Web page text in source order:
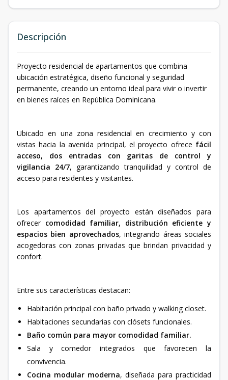
Descripción
Proyecto residencial de apartamentos que combina
ubicación estratégica, diseño funcional y seguridad
permanente, creando un entorno ideal para vivir o invertir
en bienes raíces en República Dominicana.
Ubicado en una zona residencial en crecimiento y con
vistas hacia la avenida principal, el proyecto ofrece fácil
acceso, dos entradas con garitas de control y
vigilancia 24/7, garantizando tranquilidad y control de
acceso para residentes y visitantes.
Los apartamentos del proyecto están diseñados para
ofrecer comodidad familiar, distribución eficiente y
espacios bien aprovechados, integrando áreas sociales
acogedoras con zonas privadas que brindan privacidad y
confort.
Entre sus características destacan:
Habitación principal con baño privado y walking closet.
Habitaciones secundarias con clósets funcionales.
Baño común para mayor comodidad familiar.
Sala y comedor integrados que favorecen la
convivencia.
Cocina modular moderna, diseñada para practicidad